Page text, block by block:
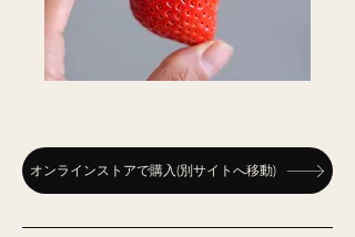
オンラインストアで購入(別サイトへ移動)